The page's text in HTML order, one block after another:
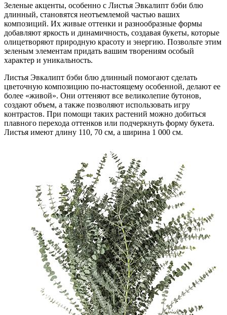
Зеленые акценты, особенно с Листья Эвкалипт бэби блю
длинный, становятся неотъемлемой частью ваших
композиций. Их живые оттенки и разнообразные формы
добавляют яркость и динамичность, создавая букеты, которые
олицетворяют природную красоту и энергию. Позвольте этим
зеленым элементам придать вашим творениям особый
характер и уникальность.
Листья Эвкалипт бэби блю длинный помогают сделать
цветочную композицию по-настоящему особенной, делают ее
более «живой». Они оттеняют все великолепие бутонов,
создают объем, а также позволяют использовать игру
контрастов. При помощи таких растений можно добиться
плавного перехода оттенков или подчеркнуть форму букета.
Листья имеют длину 110, 70 см, а ширина 1 000 см.